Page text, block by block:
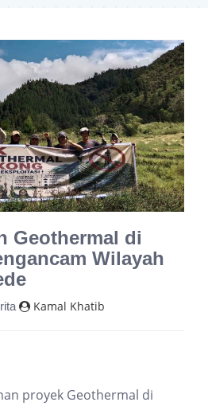
Geothermal di
Wilayah
Kamal Khatib
proyek Geothermal di